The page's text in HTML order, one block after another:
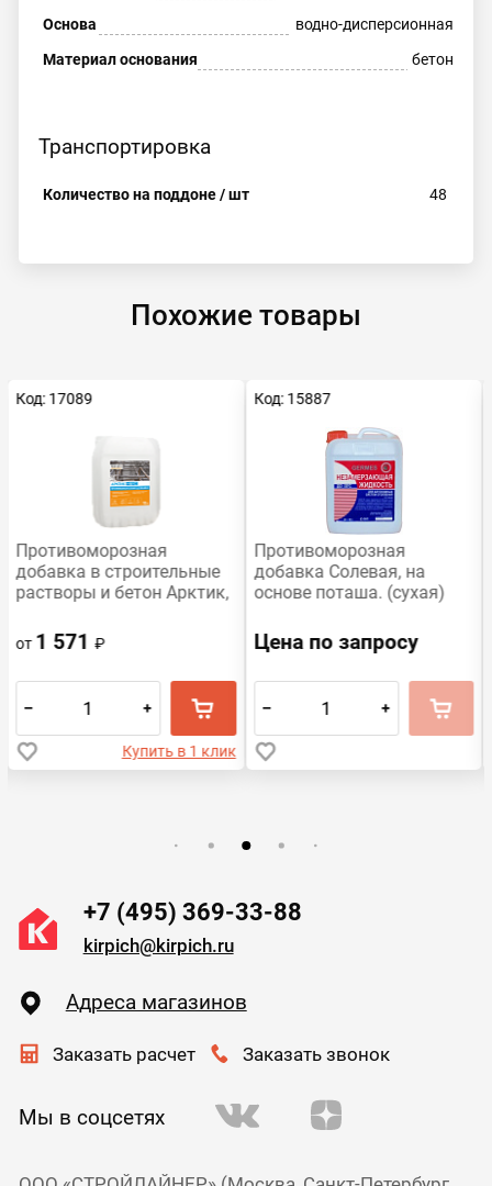
Основа
водно-дисперсионная
Материал основания
бетон
Транспортировка
Количество на поддоне / шт 48
Похожие товары
Код: 17089
Противоморозная
добавка в строительные
растворы и бетон Арктик,
от1 571₽
– +
Купить в 1 клик
Код: 15887
Противоморозная
добавка Солевая, на
основе поташа. (сухая)
Цена по запросу
– +
+7 (495) 369-33-88
kirpich@kirpich.ru
Адреса магазинов
Заказать расчет Заказать звонок
Мы в соцсетях